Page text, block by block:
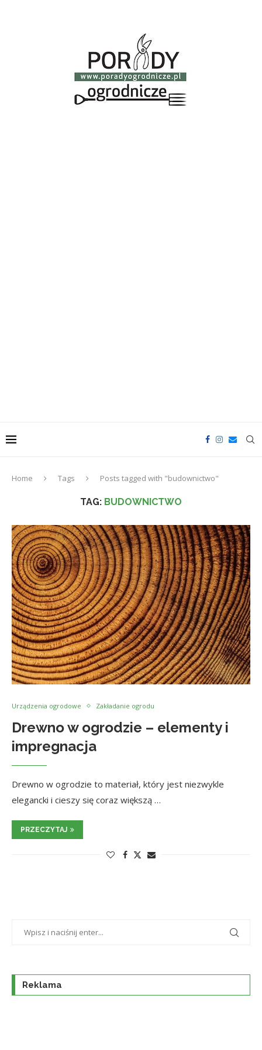
Home Tags Posts tagged with "budownictwo"
TAG: BUDOWNICTWO
Urządzenia ogrodowe Zakładanie ogrodu
Drewno w ogrodzie – elementy i
impregnacja
Drewno w ogrodzie to materiał, który jest niezwykle
elegancki i cieszy się coraz większą …
PRZECZYTAJ
Reklama